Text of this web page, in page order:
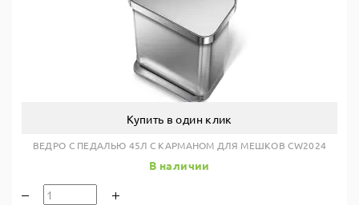
Купить в один клик
ВЕДРО С ПЕДАЛЬЮ 45Л С КАРМАНОМ ДЛЯ МЕШКОВ CW2024
В наличии